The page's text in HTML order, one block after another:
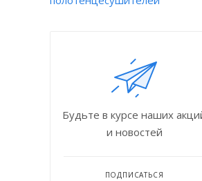
Будьте в курсе наших
и новостей
ПОДПИСАТЬСЯ